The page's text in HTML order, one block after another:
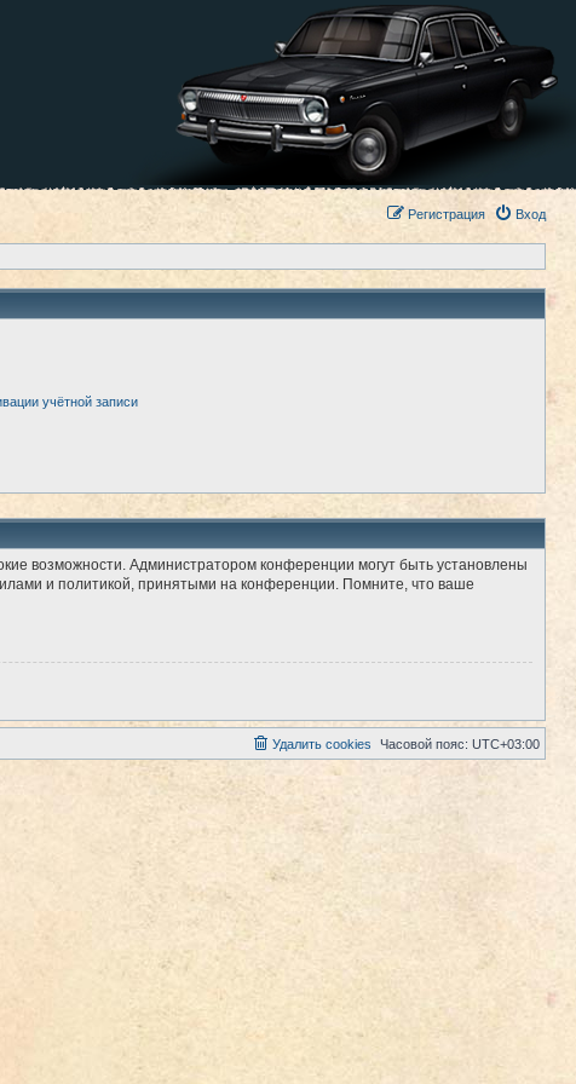
Вход
Регистрация
учётной записи
возможности. Администратором конференции могут быть установлены
и политикой, принятыми на конференции. Помните, что ваше
Часовой пояс: UTC+03:00
Удалить cookies